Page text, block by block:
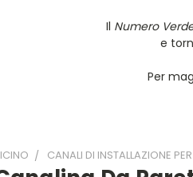
Il Numero
e
Per
CANALI DI INSTALLAZIONE